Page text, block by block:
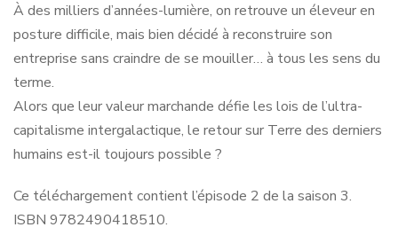
À des milliers d’années-lumière, on retrouve un éleveur en
posture difficile, mais bien décidé à reconstruire son
entreprise sans craindre de se mouiller… à tous les sens du
terme.
Alors que leur valeur marchande défie les lois de l’ultra-
capitalisme intergalactique, le retour sur Terre des derniers
humains est-il toujours possible ?
Ce téléchargement contient l’épisode 2 de la saison 3.
ISBN 9782490418510.